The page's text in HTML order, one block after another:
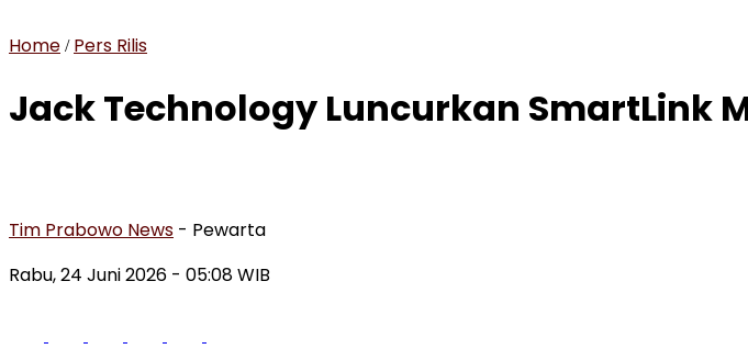
Home / Pers Rilis
Jack Technology Luncurkan SmartLink
Tim Prabowo News - Pewarta
Rabu, 24 Juni 2026 - 05:08 WIB